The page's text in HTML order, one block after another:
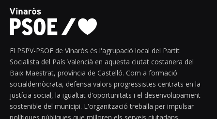
El PSPV-PSOE de Vinaròs és l'agrupació local del Partit
Socialista del País Valencià en aquesta ciutat costanera del
Baix Maestrat, província de Castelló. Com a formació
socialdemòcrata, defensa valors progressistes centrats en la
justícia social, la igualtat d'oportunitats i el desenvolupament
sostenible del municipi. L'organització treballa per impulsar